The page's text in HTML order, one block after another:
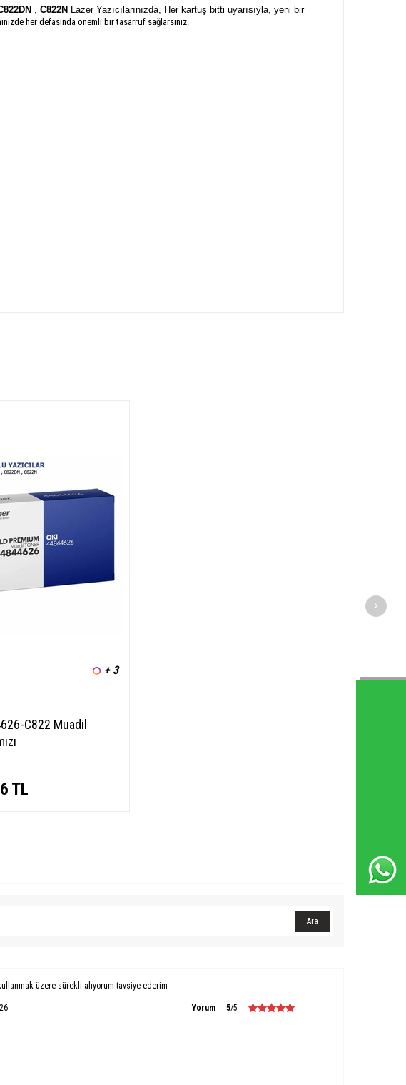
, C822N Lazer Yazıcılarınızda, Her kartuş bitti uyarısıyla, yeni bir
her defasında önemli bir tasarruf sağlarsınız.
+ 3
C822 Muadil
TL
Ara
üzere sürekli alıyorum tavsiye ederim
Yorum 5/5